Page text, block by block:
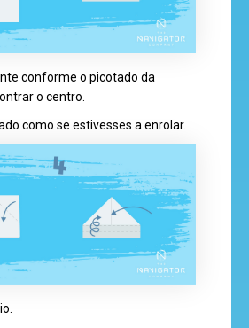
recreio
do
saber
conforme o picotado da
o centro.
como se estivesses a enrolar.